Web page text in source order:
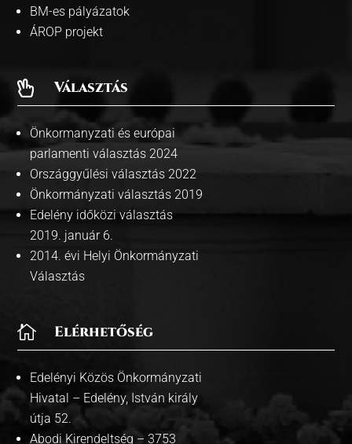
BM-es pályázatok
ÁROP projekt
 Választás
Önkormanyzati és európai
parlamenti választás 2024
Országgyűlési választás 2022
Önkormányzati választás 2019
Edelény időközi választás
2019. január 6.
2014. évi Helyi Önkormányzati
Választás
 Elérhetőség
Edelényi Közös Önkormányzati
Hivatal – Edelény, István király
útja 52.
Abodi Kirendeltség – 3753